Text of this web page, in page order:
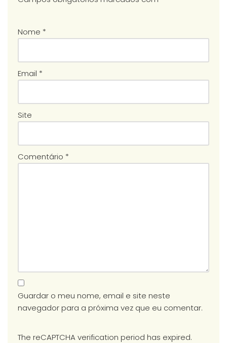
Nome *
Email *
Site
Comentário *
Guardar o meu nome, email e site neste
navegador para a próxima vez que eu comentar.
The reCAPTCHA verification period has expired.